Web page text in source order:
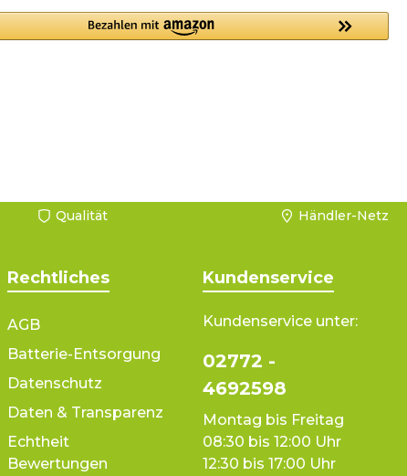
Qualität Händler-Netz
Rechtliches
AGB
Batterie-Entsorgung
Datenschutz
Daten & Transparenz
Echtheit
Bewertungen
Kundenservice
Kundenservice unter:
02772 -
4692598
Montag bis Freitag
08:30 bis 12:00 Uhr
12:30 bis 17:00 Uhr